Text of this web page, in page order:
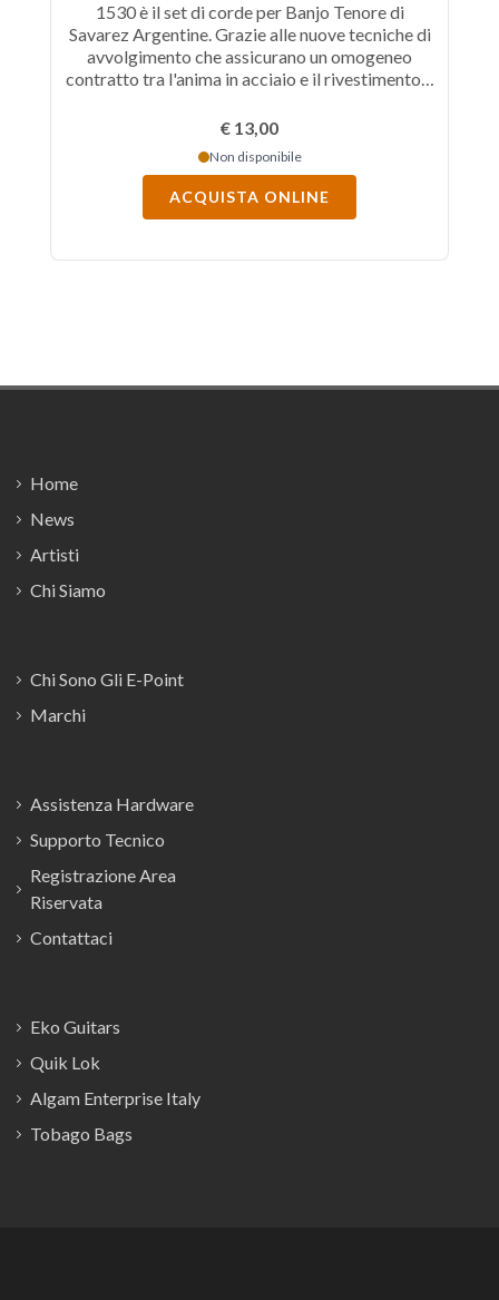
1530 è il set di corde per Banjo Tenore di
Savarez Argentine. Grazie alle nuove tecniche di
avvolgimento che assicurano un omogeneo
contratto tra l'anima in acciaio e il rivestimento e
corde sono molto resistenti e producono un
€ 13,00
Non disponibile
ACQUISTA ONLINE
Home
News
Artisti
Chi Siamo
Chi Sono Gli E-Point
Marchi
Assistenza Hardware
Supporto Tecnico
Registrazione Area
Riservata
Contattaci
Eko Guitars
Quik Lok
Algam Enterprise Italy
Tobago Bags